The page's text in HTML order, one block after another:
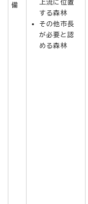
備
上流に位置
する森林
その他市長
が必要と認
める森林